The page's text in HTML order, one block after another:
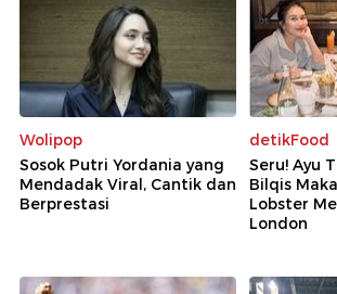
Wolipop
Sosok Putri Yordania yang
Mendadak Viral, Cantik dan
Berprestasi
detikFood
Seru! Ayu
Bilqis
Lobster
London